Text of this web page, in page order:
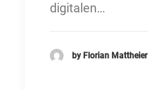
digitalen…
by Florian Mattheier